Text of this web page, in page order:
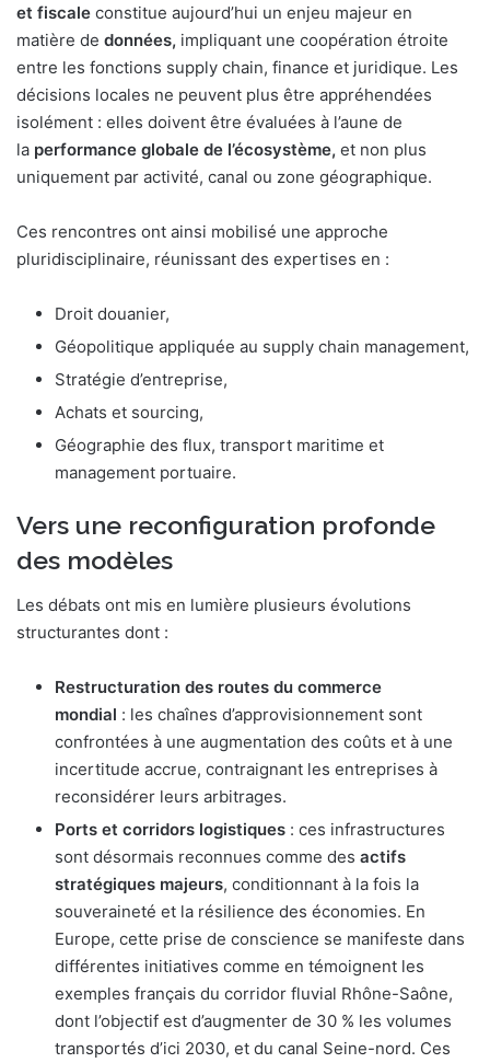
et fiscale constitue aujourd’hui un enjeu majeur en
matière de données, impliquant une coopération étroite
entre les fonctions supply chain, finance et juridique. Les
décisions locales ne peuvent plus être appréhendées
isolément : elles doivent être évaluées à l’aune de
la performance globale de l’écosystème, et non plus
uniquement par activité, canal ou zone géographique.
Ces rencontres ont ainsi mobilisé une approche
pluridisciplinaire, réunissant des expertises en :
Droit douanier,
Géopolitique appliquée au supply chain management,
Stratégie d’entreprise,
Achats et sourcing,
Géographie des flux, transport maritime et
management portuaire.
Vers une reconfiguration profonde
des modèles
Les débats ont mis en lumière plusieurs évolutions
structurantes dont :
Restructuration des routes du commerce
mondial : les chaînes d’approvisionnement sont
confrontées à une augmentation des coûts et à une
incertitude accrue, contraignant les entreprises à
reconsidérer leurs arbitrages.
Ports et corridors logistiques : ces infrastructures
sont désormais reconnues comme des actifs
stratégiques majeurs, conditionnant à la fois la
souveraineté et la résilience des économies. En
Europe, cette prise de conscience se manifeste dans
différentes initiatives comme en témoignent les
exemples français du corridor fluvial Rhône-Saône,
dont l’objectif est d’augmenter de 30 % les volumes
transportés d’ici 2030, et du canal Seine-nord. Ces